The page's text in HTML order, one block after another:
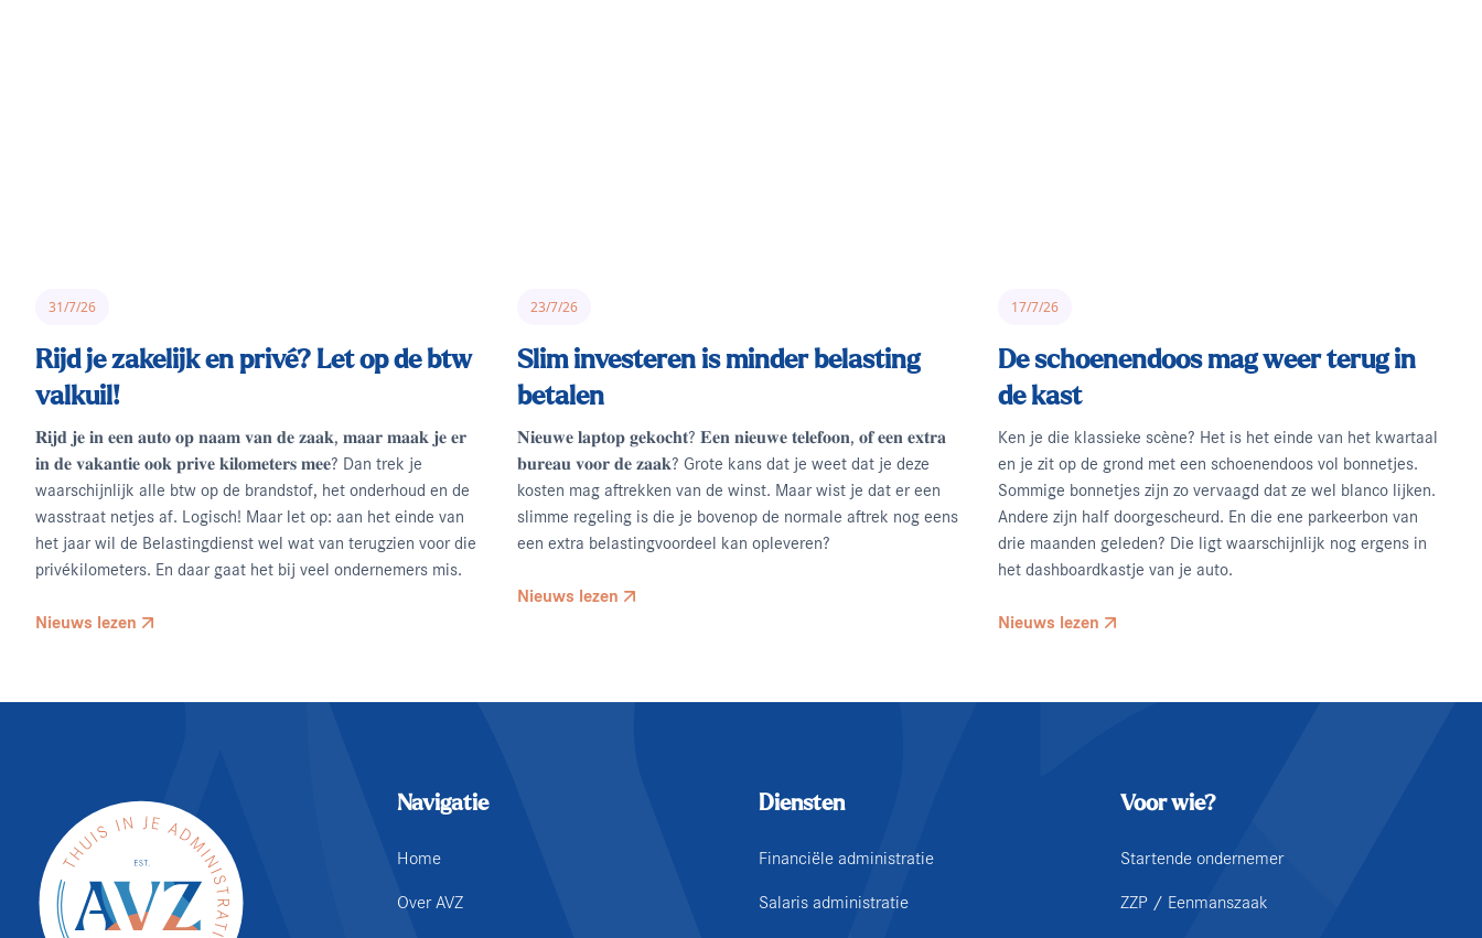
31/7/26
Rijd je zakelijk en privé? Let op de btw
valkuil!
𝐑𝐢𝐣𝐝 𝐣𝐞 𝐢𝐧 𝐞𝐞𝐧 𝐚𝐮𝐭𝐨 𝐨𝐩 𝐧𝐚𝐚𝐦 𝐯𝐚𝐧 𝐝𝐞 𝐳𝐚𝐚𝐤, 𝐦𝐚𝐚𝐫 𝐦𝐚𝐚𝐤 𝐣𝐞 𝐞𝐫
𝐢𝐧 𝐝𝐞 𝐯𝐚𝐤𝐚𝐧𝐭𝐢𝐞 𝐨𝐨𝐤 𝐩𝐫𝐢𝐯𝐞 𝐤𝐢𝐥𝐨𝐦𝐞𝐭𝐞𝐫𝐬 𝐦𝐞𝐞? Dan trek je
waarschijnlijk alle btw op de brandstof, het onderhoud en de
wasstraat netjes af. Logisch! Maar let op: aan het einde van
het jaar wil de Belastingdienst wel wat van terugzien voor die
privékilometers. En daar gaat het bij veel ondernemers mis.
Nieuws lezen
23/7/26
Slim investeren is minder belasting
betalen
𝐍𝐢𝐞𝐮𝐰𝐞 𝐥𝐚𝐩𝐭𝐨𝐩 𝐠𝐞𝐤𝐨𝐜𝐡𝐭? 𝐄𝐞𝐧 𝐧𝐢𝐞𝐮𝐰𝐞 𝐭𝐞𝐥𝐞𝐟𝐨𝐨𝐧, 𝐨𝐟 𝐞𝐞𝐧 𝐞𝐱𝐭𝐫𝐚
𝐛𝐮𝐫𝐞𝐚𝐮 𝐯𝐨𝐨𝐫 𝐝𝐞 𝐳𝐚𝐚𝐤? Grote kans dat je weet dat je deze
kosten mag aftrekken van de winst. Maar wist je dat er een
slimme regeling is die je bovenop de normale aftrek nog eens
een extra belastingvoordeel kan opleveren?
Nieuws lezen
17/7/26
De schoenendoos mag weer terug in
de kast
Ken je die klassieke scène? Het is het einde van het kwartaal
en je zit op de grond met een schoenendoos vol bonnetjes.
Sommige bonnetjes zijn zo vervaagd dat ze wel blanco lijken.
Andere zijn half doorgescheurd. En die ene parkeerbon van
drie maanden geleden? Die ligt waarschijnlijk nog ergens in
het dashboardkastje van je auto.
Nieuws lezen
Navigatie
Home
Over AVZ
Diensten
Financiële administratie
Salaris administratie
Voor wie?
Startende ondernemer
ZZP / Eenmanszaak